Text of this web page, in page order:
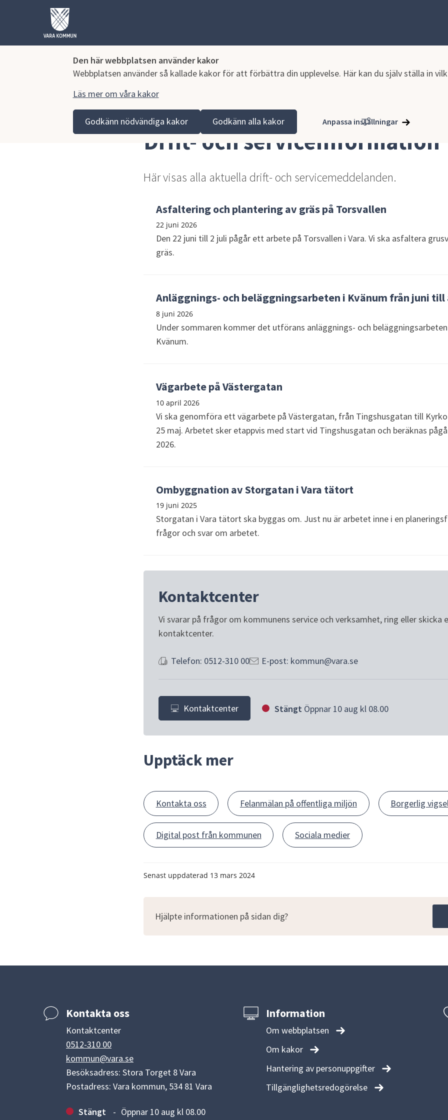
Den här webbplatsen använder kakor
Webbplatsen använder så kallade kakor för att förbättra din upplevelse. Här kan du själv ställa in
Läs mer om våra kakor
Godkänn nödvändiga kakor Godkänn alla kakor Anpassa inställningar
Vara kommun Drift- och serviceinformation
Drift- och serviceinformation
Här visas alla aktuella drift- och servicemeddelanden.
Asfaltering och plantering av gräs på Torsvallen
22 juni 2026
Den 22 juni till 2 juli pågår ett arbete på Torsvallen i Vara. Vi ska asfaltera
gräs.
Anläggnings- och beläggningsarbeten i Kvänum från juni
8 juni 2026
Under sommaren kommer det utförans anläggnings- och
Kvänum.
Vägarbete på Västergatan
10 april 2026
Vi ska genomföra ett vägarbete på Västergatan, från Tingshusgatan till
25 maj. Arbetet sker etappvis med start vid Tingshusgatan och beräknas
2026.
Ombyggnation av Storgatan i Vara tätort
19 juni 2025
Storgatan i Vara tätort ska byggas om. Just nu är arbetet inne i en
frågor och svar om arbetet.
Kontaktcenter
Vi svarar på frågor om kommunens service och verksamhet, ring eller skicka
kontaktcenter.
Telefon: 0512-310 00 E-post: kommun@vara.se
Kontaktcenter Stängt Öppnar 10 aug kl 08.00
Upptäck mer
Kontakta oss Felanmälan på offentliga miljön Borgerlig
Digital post från kommunen Sociala medier
Senast uppdaterad 13 mars 2024
Hjälpte informationen på sidan dig?
Kontakta oss
Kontaktcenter
0512-310 00
kommun@vara.se
Besöksadress: Stora Torget 8 Vara
Postadress: Vara kommun, 534 81 Vara
Stängt Öppnar 10 aug kl 08.00
Information
Om webbplatsen
Om kakor
Hantering av personuppgifter
Tillgänglighetsredogörelse